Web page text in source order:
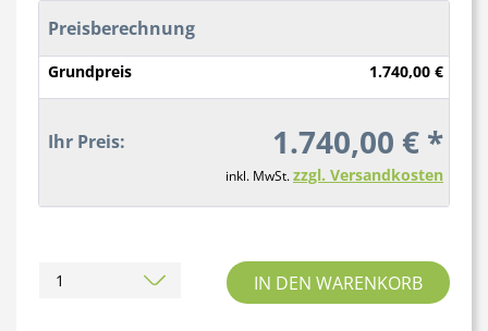
Preisberechnung
Grundpreis 1.740,00 €
Ihr Preis: 1.740,00 € *
inkl. MwSt.zzgl. Versandkosten
IN DEN WARENKORB